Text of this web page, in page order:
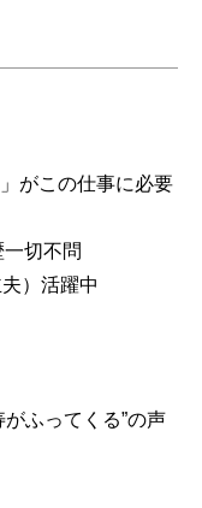
がこの仕事に必要
切不問
）活躍中
ふってくる”の声